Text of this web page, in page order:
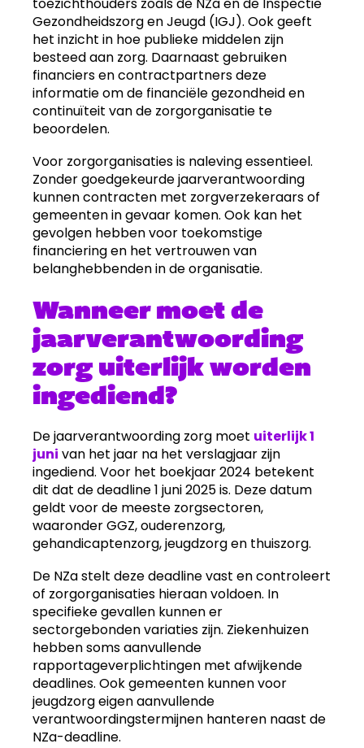
toezichthouders zoals de NZa en de Inspectie
Gezondheidszorg en Jeugd (IGJ). Ook geeft
het inzicht in hoe publieke middelen zijn
besteed aan zorg. Daarnaast gebruiken
financiers en contractpartners deze
informatie om de financiële gezondheid en
continuïteit van de zorgorganisatie te
beoordelen.
Voor zorgorganisaties is naleving essentieel.
Zonder goedgekeurde jaarverantwoording
kunnen contracten met zorgverzekeraars of
gemeenten in gevaar komen. Ook kan het
gevolgen hebben voor toekomstige
financiering en het vertrouwen van
belanghebbenden in de organisatie.
Wanneer moet de
jaarverantwoording
zorg uiterlijk worden
ingediend?
De jaarverantwoording zorg moet uiterlijk 1
juni van het jaar na het verslagjaar zijn
ingediend. Voor het boekjaar 2024 betekent
dit dat de deadline 1 juni 2025 is. Deze datum
geldt voor de meeste zorgsectoren,
waaronder GGZ, ouderenzorg,
gehandicaptenzorg, jeugdzorg en thuiszorg.
De NZa stelt deze deadline vast en controleert
of zorgorganisaties hieraan voldoen. In
specifieke gevallen kunnen er
sectorgebonden variaties zijn. Ziekenhuizen
hebben soms aanvullende
rapportageverplichtingen met afwijkende
deadlines. Ook gemeenten kunnen voor
jeugdzorg eigen aanvullende
verantwoordingstermijnen hanteren naast de
NZa-deadline.